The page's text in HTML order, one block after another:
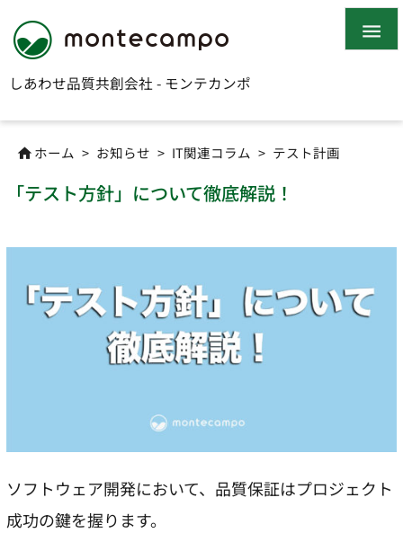
しあわせ品質共創会社 - モンテカンポ

 ホーム > お知らせ > IT関連コラム > テスト計画
「テスト方針」について徹底解説！
ソフトウェア開発において、品質保証はプロジェクト
成功の鍵を握ります。